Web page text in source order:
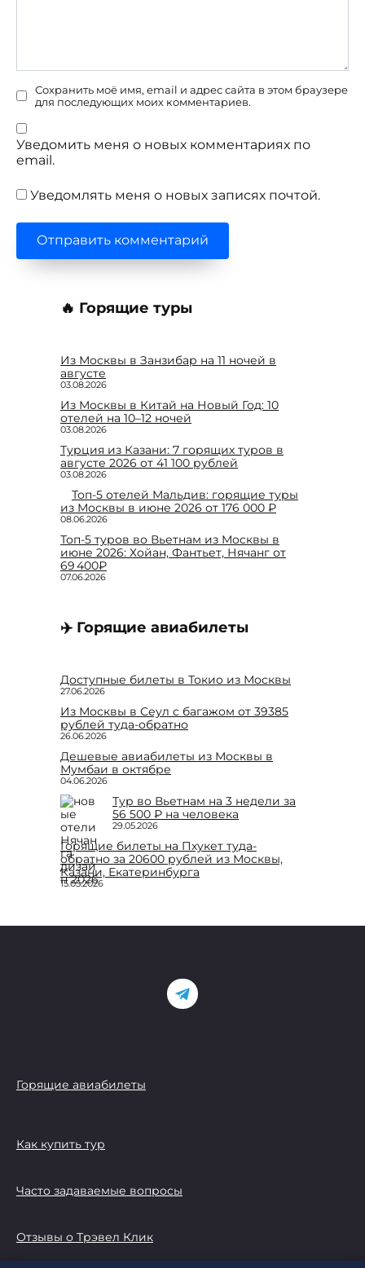
Сохранить моё имя, email и адрес сайта в этом браузере
для последующих моих комментариев.
Уведомить меня о новых комментариях по
email.
Уведомлять меня о новых записях почтой.
🔥 Горящие туры
Из Москвы в Занзибар на 11 ночей в
августе
03.08.2026
Из Москвы в Китай на Новый Год: 10
отелей на 10–12 ночей
03.08.2026
Турция из Казани: 7 горящих туров в
августе 2026 от 41 100 рублей
03.08.2026
Топ-5 отелей Мальдив: горящие туры
из Москвы в июне 2026 от 176 000 ₽
08.06.2026
Топ-5 туров во Вьетнам из Москвы в
июне 2026: Хойан, Фантьет, Нячанг от
69 400₽
07.06.2026
✈️ Горящие авиабилеты
Доступные билеты в Токио из Москвы
27.06.2026
Из Москвы в Сеул с багажом от 39385
рублей туда-обратно
26.06.2026
Дешевые авиабилеты из Москвы в
Мумбаи в октябре
04.06.2026
Тур во Вьетнам на 3 недели за
56 500 ₽ на человека
29.05.2026
Горящие билеты на Пхукет туда-
обратно за 20600 рублей из Москвы,
Казани, Екатеринбурга
15.05.2026
Горящие авиабилеты
Как купить тур
Часто задаваемые вопросы
Отзывы о Трэвел Клик